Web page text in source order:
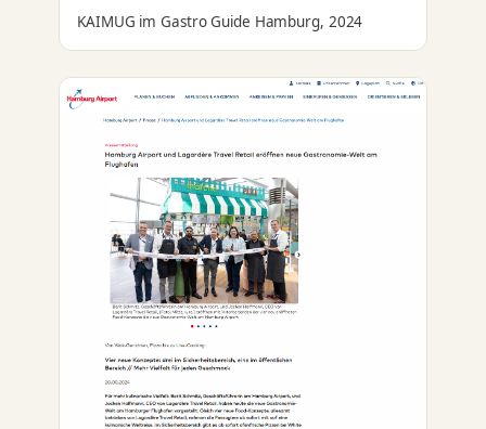
KAIMUG im Gastro Guide Hamburg, 2024